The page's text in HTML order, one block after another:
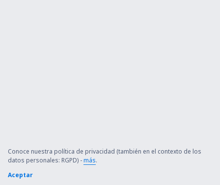
Conoce nuestra política de privacidad (también en el contexto de los
datos personales: RGPD) -más.
Aceptar